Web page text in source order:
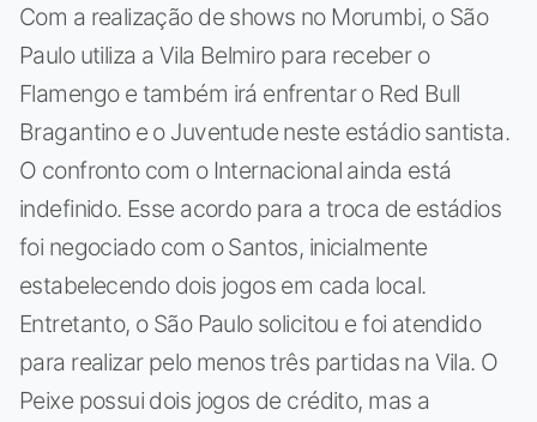
Com a realização de shows no Morumbi, o São
Paulo utiliza a Vila Belmiro para receber o
Flamengo e também irá enfrentar o Red Bull
Bragantino e o Juventude neste estádio santista.
O confronto com o Internacional ainda está
indefinido. Esse acordo para a troca de estádios
foi negociado com o Santos, inicialmente
estabelecendo dois jogos em cada local.
Entretanto, o São Paulo solicitou e foi atendido
para realizar pelo menos três partidas na Vila. O
Peixe possui dois jogos de crédito, mas a